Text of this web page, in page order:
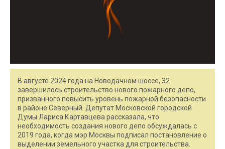
В августе 2024 года на Новодачном шоссе, 32
завершилось строительство нового пожарного депо,
призванного повысить уровень пожарной безопасности
в районе Северный. Депутат Московской городской
Думы Лариса Картавцева рассказала, что
необходимость создания нового депо обсуждалась с
2019 года, когда мэр Москвы подписал постановление о
выделении земельного участка для строительства.